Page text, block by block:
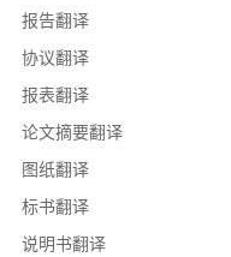
报告翻译
协议翻译
报表翻译
论文摘要翻译
图纸翻译
标书翻译
说明书翻译